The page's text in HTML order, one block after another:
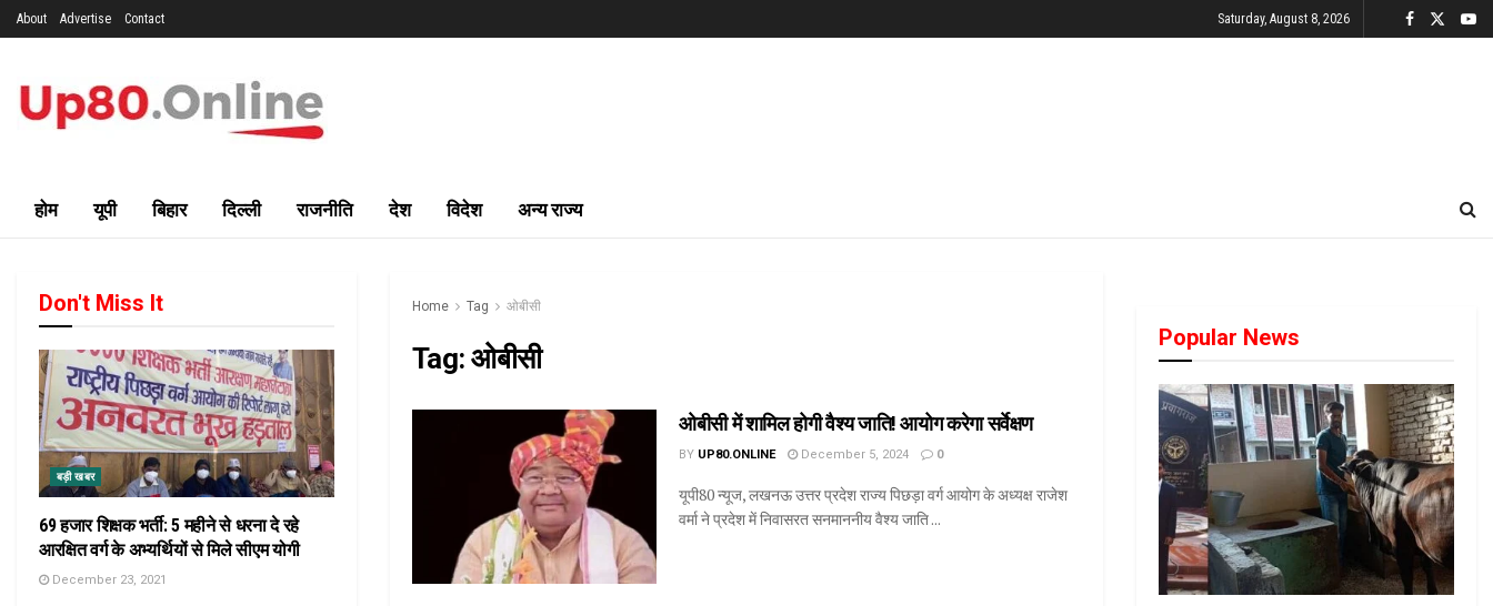
About Advertise Contact Saturday, August 8, 2026
होम यूपी बिहार दिल्ली राजनीति देश विदेश अन्य राज्य
Home Tag ओबीसी
Tag:ओबीसी
ओबीसी में शामिल होगी वैश्य जाति! आयोग करेगा सर्वेक्षण
BY UP80.ONLINE December 5, 2024 0
यूपी80 न्यूज, लखनऊ उत्तर प्रदेश राज्य पिछड़ा वर्ग आयोग के अध्यक्ष राजेश
वर्मा ने प्रदेश में निवासरत सनमाननीय वैश्य जाति ...
Don't Miss It
बड़ी खबर
69 हजार शिक्षक भर्ती: 5 महीने से धरना दे रहे
आरक्षित वर्ग के अभ्यर्थियों से मिले सीएम योगी
December 23, 2021
Popular News